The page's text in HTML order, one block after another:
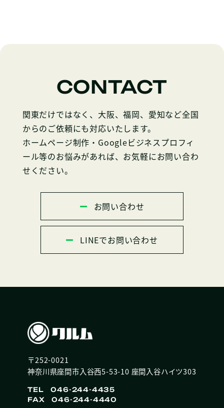
CONTACT
関東だけではなく、大阪、福岡、愛知など全国
からのご依頼にも対応いたします。
ホームページ制作・Googleビジネスプロフィ
ール等のお悩みがあれば、お気軽にお問い合わ
せください。
お問い合わせ
LINEでお問い合わせ
〒252-0021
神奈川県座間市入谷西5-53-10 座間入谷ハイツ303
TEL 046-244-4435
FAX 046-244-4440